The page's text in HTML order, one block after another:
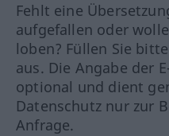
Fehlt eine
aufgefallen oder
loben? Füllen Sie
aus. Die Angabe der
optional und dient
Datenschutz nur zur
Anfrage.